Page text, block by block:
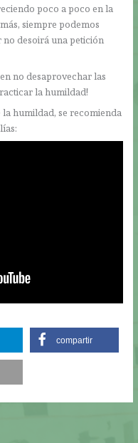
poco a poco en la
siempre podemos
desoirá una petición
no desaprovechar las
la humildad!
humildad, se recomienda
compartir